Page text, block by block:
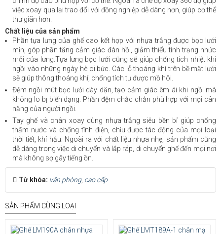
việc xoay qua lại trao đổi với đồng nghiệp dễ dàng hơn, giúp cơ thể
thư giãn hơn.
Chất liệu của sản phẩm
Phần tựa lưng của ghế cao kết hợp với nhựa trắng được bọc lưới
mịn, góp phần tăng cảm giác đàn hồi, giảm thiểu tình trạng nhức
mỏi của lưng.Tựa lưng bọc lưới cũng sẽ giúp chống tích nhiệt khi
ngồi vào những ngày hè oi bức. Các lỗ thoáng khí trên bề mặt lưới
sẽ giúp thông thoáng khí, chống tích tụ được mồ hôi.
Đệm ngồi mút bọc lưới dày dặn, tạo cảm giác êm ái khi ngồi mà
không lo bị biến dạng. Phần đệm chắc chắn phù hợp với mọi cân
nặng của người ngồi.
Tay ghế và chân xoay dùng nhựa trắng siêu bền bỉ giúp chống
thấm nước và chống tĩnh điện, chịu được tác động của mọi loại
thời tiết, khí hậu. Ngoài ra với chất liệu nhựa nhẹ, sản phẩm cũng
dễ dàng trong việc di chuyển và lắp ráp, di chuyển ghế đến mọi nơi
mà không sợ gây tiếng ồn.
Từ khóa: văn phòng, cao cấp
SẢN PHẨM CÙNG LOẠI